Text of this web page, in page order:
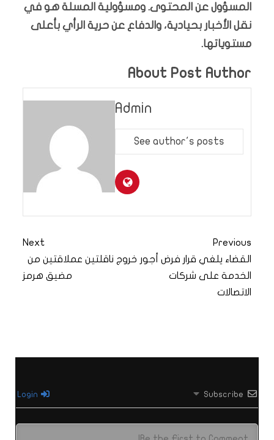
المسؤول عن المحتوى. ومسؤولية المسلة هو في
نقل الأخبار بحيادية، والدفاع عن حرية الرأي بأعلى
مستوياتها.
About Post Author
Admin
See author's posts
Previous
القضاء يلغي قرار فرض أجور
الخدمة على شركات
الاتصالات
Next
خروج ناقلتين عملاقتين من
مضيق هرمز
Subscribe